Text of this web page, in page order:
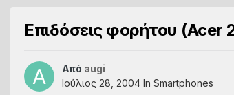
Επιδόσεις φορήτου (Acer
Από augi
Ιούλιος 28, 2004 In Smartphones